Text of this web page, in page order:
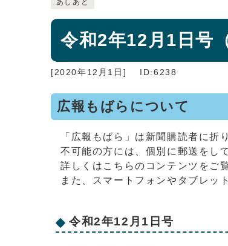
あしあと
令和2年12月1日号
[2020年12月1日] ID:6238
広報もばらについて
「広報もばら」は新聞購読者に
不可能の方には、個別に郵送をし
詳しくはこちらのコンテンツをご
また、スマートフォンやタブレッ
令和2年12月1日号